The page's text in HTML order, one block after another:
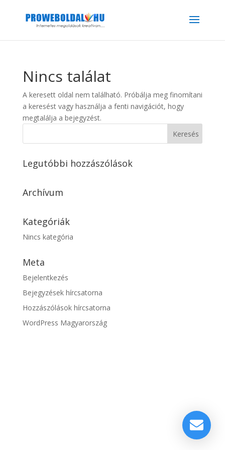
Nincs találat
A keresett oldal nem található. Próbálja meg finomítani
a keresést vagy használja a fenti navigációt, hogy
megtalálja a bejegyzést.
Legutóbbi hozzászólások
Archívum
Kategóriák
Nincs kategória
Meta
Bejelentkezés
Bejegyzések hírcsatorna
Hozzászólások hírcsatorna
WordPress Magyarország